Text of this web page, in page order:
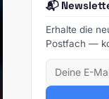
📬
Erhalte die
Postfach —